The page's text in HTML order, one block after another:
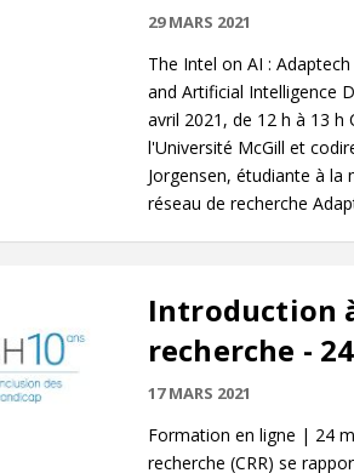
29 MARS 2021
The Intel on AI :
and Artificial Intelligence
avril 2021, de 12 h à 13 h
l'Université McGill et
Jorgensen, étudiante à la
réseau de recherche
Introduction
recherche -
17 MARS 2021
Formation en ligne | 24
recherche (CRR) se